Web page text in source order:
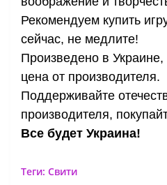
Рекомендуем купить
сейчас, не медлите!
Произведено в Украине,
цена от производителя.
Поддерживайте
производителя,
Все будет Украина!
Теги: Свити